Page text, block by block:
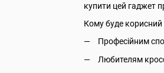
купити цей гаджет
Кому буде корисний
Професійним
Любителям